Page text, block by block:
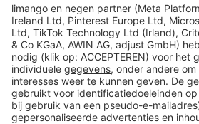
limango
Veilig winkelen
Klantenservice
Shop